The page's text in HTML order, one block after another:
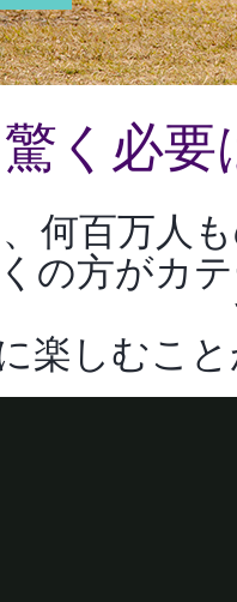
驚く必要
何百万人
の方がカ
楽しむこ